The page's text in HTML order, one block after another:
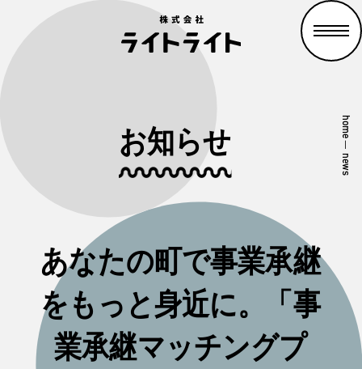
お知らせ
あなたの町で事業承継
をもっと身近に。「事
業承継マッチングプ
home
—
news